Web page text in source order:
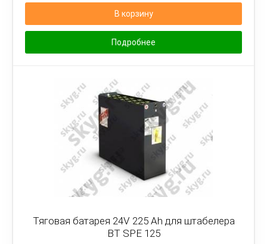
В корзину
Подробнее
Тяговая батарея 24V 225 Ah для штабелера
BT SPE 125